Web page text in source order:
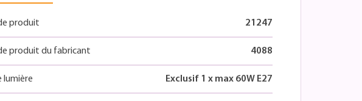
produit 21247
produit du fabricant 4088
lumière Exclusif 1 x max 60W E27